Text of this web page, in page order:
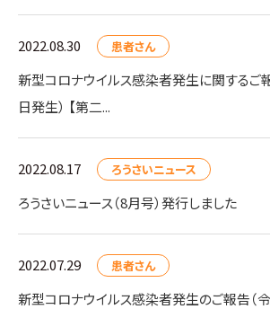
2022.08.30 患者さん
新型コロナウイルス感染者発生に関するご
日発生） 【第二...
2022.08.17 ろうさいニュース
ろうさいニュース（8月号）発行しました
2022.07.29 患者さん
新型コロナウイルス感染者発生のご報告（